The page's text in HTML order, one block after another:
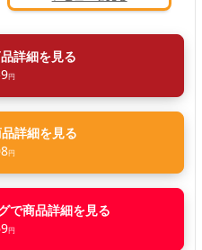
詳細を見る
円
詳細を見る
円
で商品詳細を見る
円